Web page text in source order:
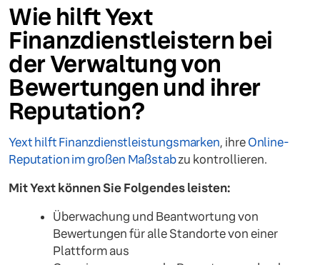
Wie hilft Yext
Finanzdienstleistern bei
der Verwaltung von
Bewertungen und ihrer
Reputation?
Yext hilft Finanzdienstleistungsmarken, ihreOnline-
Reputation im großen Maßstabzu kontrollieren.
Mit Yext können Sie Folgendes leisten:
Überwachung und Beantwortung von
Bewertungen für alle Standorte von einer
Plattform aus